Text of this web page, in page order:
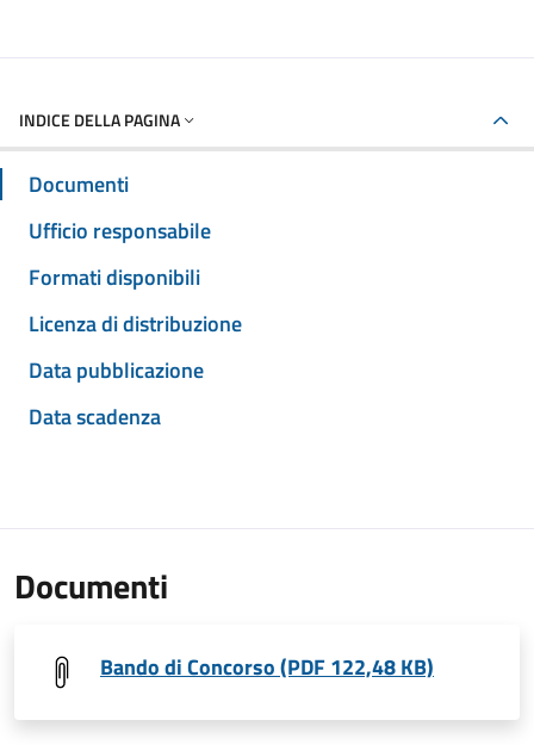
INDICE DELLA PAGINA
Documenti
Ufficio responsabile
Formati disponibili
Licenza di distribuzione
Data pubblicazione
Data scadenza
Documenti
Bando di Concorso (PDF 122,48 KB)